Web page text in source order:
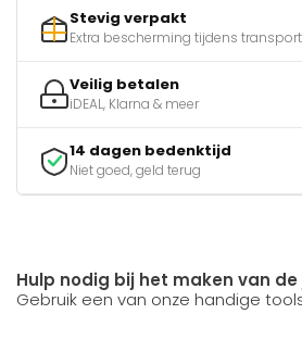
Stevig verpakt
Extra bescherming tijdens transport
Veilig betalen
iDEAL, Klarna & meer
14 dagen bedenktijd
Niet goed, geld terug
Hulp nodig bij het maken van de
Gebruik een van onze handige